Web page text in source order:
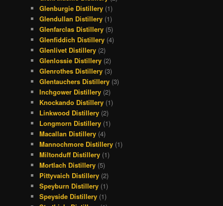
Glenburgie Distillery (1)
Glendullan Distillery (1)
Glenfarclas Distillery (5)
Glenfiddich Distillery (4)
Glenlivet Distillery (2)
Glenlossie Distillery (2)
Glenrothes Distillery (3)
Glentauchers Distillery (3)
Inchgower Distillery (2)
Knockando Distillery (1)
Linkwood Distillery (2)
Longmorn Distillery (1)
Macallan Distillery (4)
Mannochmore Distillery (1)
Miltonduff Distillery (1)
Mortlach Distillery (5)
Pittyvaich Distillery (2)
Speyburn Distillery (1)
Speyside Distillery (1)